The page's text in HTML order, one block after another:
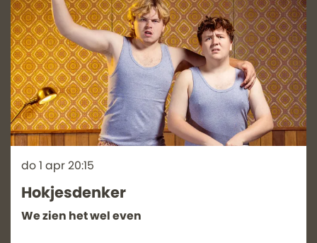
Hokjesdenker
We zien het wel even
do 1 apr20:15